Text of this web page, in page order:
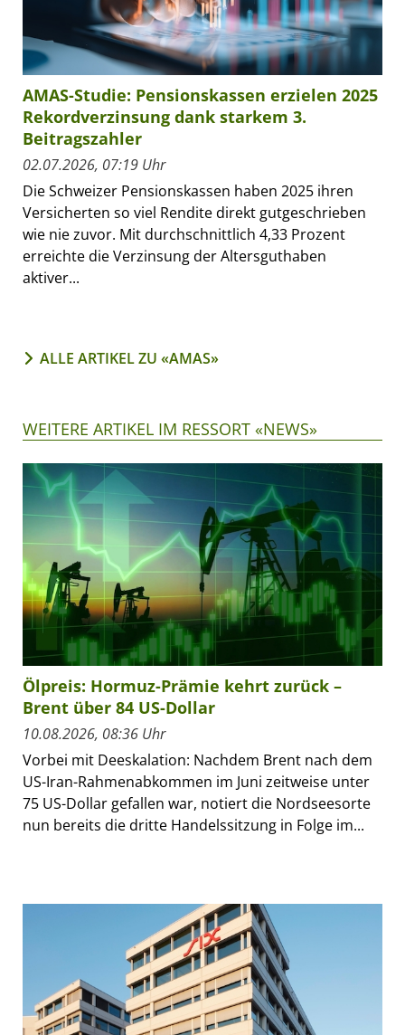
AMAS-Studie: Pensionskassen erzielen 2025
Rekordverzinsung dank starkem 3.
Beitragszahler
02.07.2026, 07:19 Uhr
Die Schweizer Pensionskassen haben 2025 ihren
Versicherten so viel Rendite direkt gutgeschrieben
wie nie zuvor. Mit durchschnittlich 4,33 Prozent
erreichte die Verzinsung der Altersguthaben
aktiver...
ALLE ARTIKEL ZU «AMAS»
WEITERE ARTIKEL IM RESSORT «NEWS»
Ölpreis: Hormuz-Prämie kehrt zurück –
Brent über 84 US-Dollar
10.08.2026, 08:36 Uhr
Vorbei mit Deeskalation: Nachdem Brent nach dem
US-Iran-Rahmenabkommen im Juni zeitweise unter
75 US-Dollar gefallen war, notiert die Nordseesorte
nun bereits die dritte Handelssitzung in Folge im...